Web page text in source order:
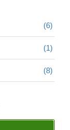
(6)
(1)
(8)